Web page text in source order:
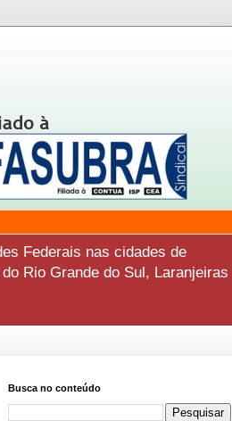
Federais nas cidades de
Rio Grande do Sul, Laranjeiras
Busca no conteúdo